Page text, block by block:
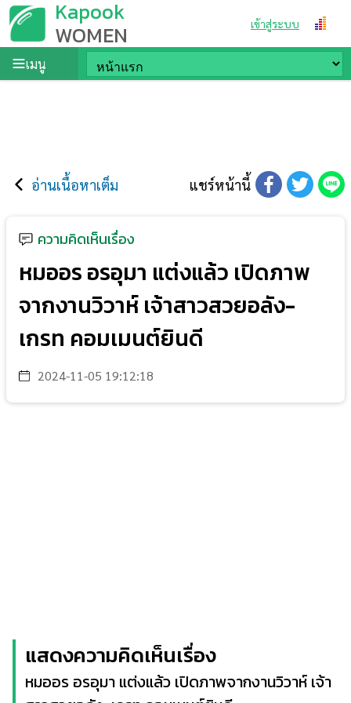
Kapook
WOMEN เข้าสู่ระบบ
เมนู
อ่านเนื้อหาเต็ม แชร์หน้านี้
ความคิดเห็นเรื่อง
หมออร อรอุมา แต่งแล้ว เปิดภาพ
จากงานวิวาห์ เจ้าสาวสวยอลัง-
เกรท คอมเมนต์ยินดี
2024-11-05 19:12:18
แสดงความคิดเห็นเรื่อง
หมออร อรอุมา แต่งแล้ว เปิดภาพจากงานวิวาห์ เจ้า